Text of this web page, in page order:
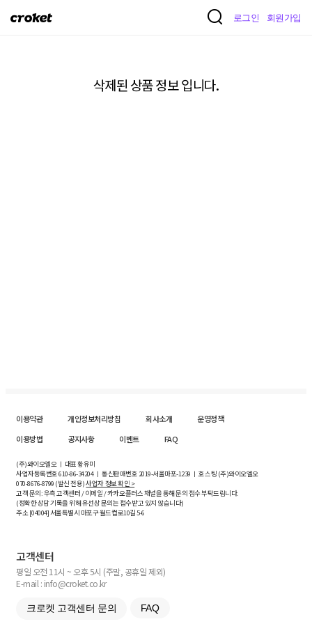
크
로그인 회원가입
삭제된 상품 정보 입니다.
이용약관 개인정보처리방침 회사소개
운영정책
이용방법
공지사항 이벤트 FAQ
(주)와이오엘오 ㅣ 대표 황유미
사업자등록번호610-86-34204ㅣ 통신판매번호 2019-서울마포-1239 ㅣ 호스팅 (주)와이오엘오
070-8676-8799 (발신 전용)사업자 정보 확인 >
고객 문의: 우측 고객센터 / 이메일 / 카카오플러스 채널을 통해 문의 접수 부탁드립니다.
(정확한 상담 기록을 위해 유선상 문의는 접수받고 있지 않습니다)
주소 [04004] 서울특별시 마포구 월드컵로10길5-6
고객센터
평일 오전 11시 ~ 오후 5시 (주말, 공휴일 제외)
E-mail : info@croket.co.kr
크로켓 고객센터 문의 FAQ